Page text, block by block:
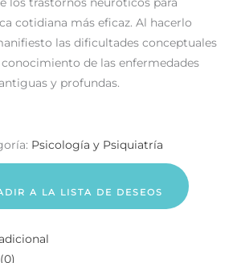
cotidiana más eficaz. Al hacerlo
las dificultades conceptuales
de las enfermedades
y profundas.
Psicología y Psiquiatría
A LA LISTA DE DESEOS